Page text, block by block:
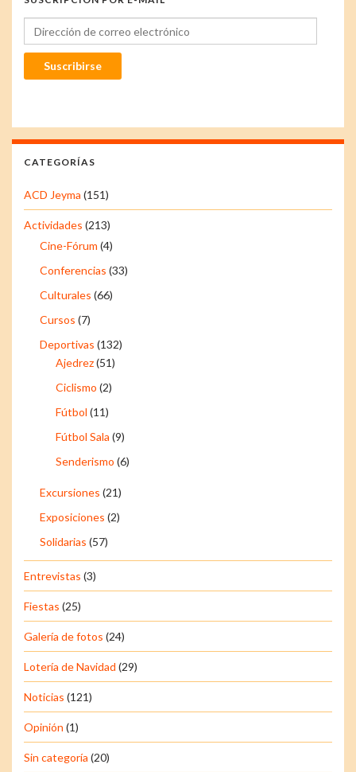
Dirección de correo electrónico
Suscribirse
CATEGORÍAS
ACD Jeyma (151)
Actividades (213)
Cine-Fórum (4)
Conferencias (33)
Culturales (66)
Cursos (7)
Deportivas (132)
Ajedrez(51)
Ciclismo (2)
Fútbol (11)
Fútbol Sala (9)
Senderismo (6)
Excursiones (21)
Exposiciones (2)
Solidarias (57)
Entrevistas (3)
Fiestas (25)
Galería de fotos (24)
Lotería de Navidad (29)
Noticias (121)
Opinión (1)
Sin categoría (20)